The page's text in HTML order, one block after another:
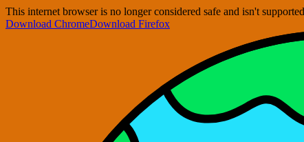
This internet browser is no longer considered safe and isn't
Download ChromeDownload Firefox